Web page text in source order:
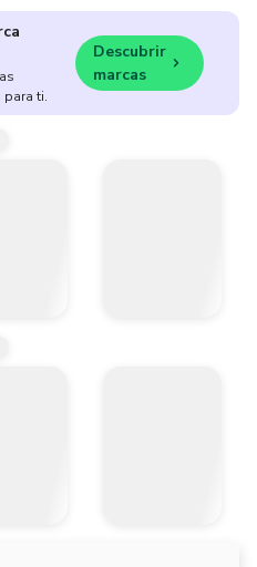
para ti.
Descubrir
marcas